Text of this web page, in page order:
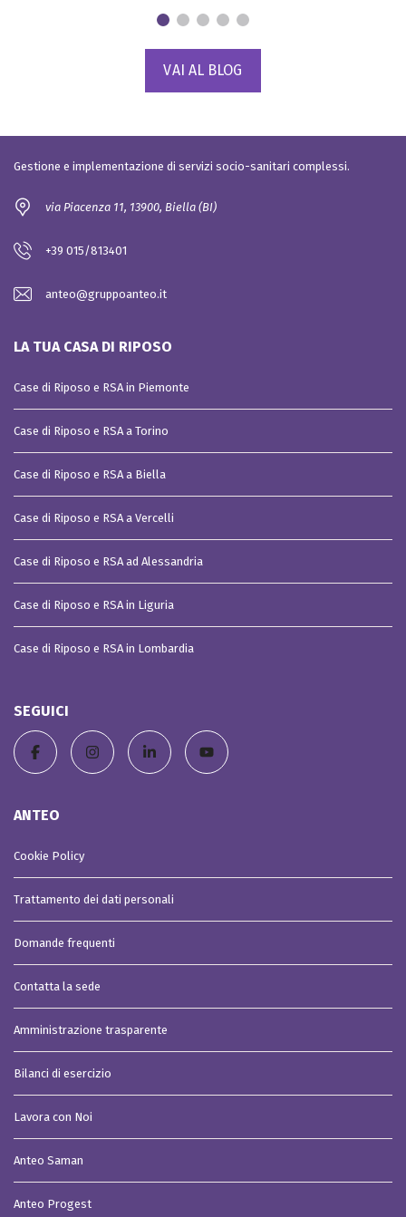
VAI AL BLOG
Gestione e implementazione di servizi socio-sanitari complessi.
via Piacenza 11, 13900, Biella (BI)
+39 015/813401
anteo@gruppoanteo.it
LA TUA CASA DI RIPOSO
Case di Riposo e RSA in Piemonte
Case di Riposo e RSA a Torino
Case di Riposo e RSA a Biella
Case di Riposo e RSA a Vercelli
Case di Riposo e RSA ad Alessandria
Case di Riposo e RSA in Liguria
Case di Riposo e RSA in Lombardia
SEGUICI
ANTEO
Cookie Policy
Trattamento dei dati personali
Domande frequenti
Contatta la sede
Amministrazione trasparente
Bilanci di esercizio
Lavora con Noi
Anteo Saman
Anteo Progest